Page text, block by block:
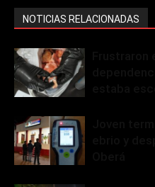
NOTICIAS RELACIONADAS